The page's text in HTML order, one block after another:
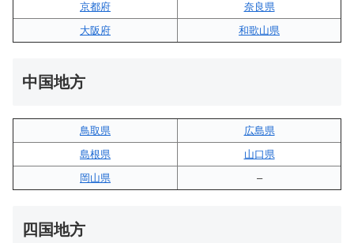
京都府
奈良県
大阪府
和歌山県
中国地方
鳥取県
広島県
島根県
山口県
岡山県
–
四国地方